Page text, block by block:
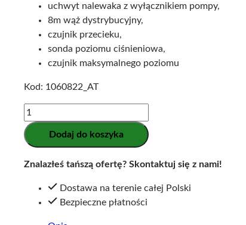
uchwyt nalewaka z wyłącznikiem pompy,
8m wąż dystrybucyjny,
czujnik przecieku,
sonda poziomu ciśnieniowa,
czujnik maksymalnego poziomu
Kod: 1060822_AT
ilość
Zbiornik
na
2500l
Kingspan
FuelMaster®
Dodaj do koszyka
Znalazłeś tańszą ofertę? Skontaktuj się z nami!
Dostawa na terenie całej Polski
Bezpieczne płatności